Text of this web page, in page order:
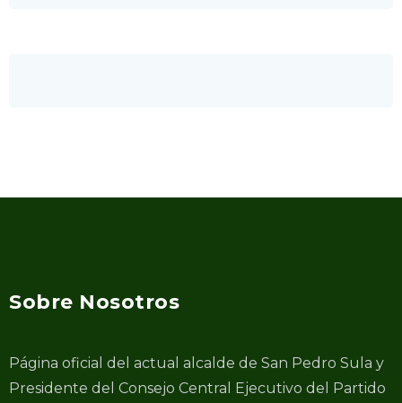
Sobre Nosotros
Página oficial del actual alcalde de San Pedro Sula y
Presidente del Consejo Central Ejecutivo del Partido